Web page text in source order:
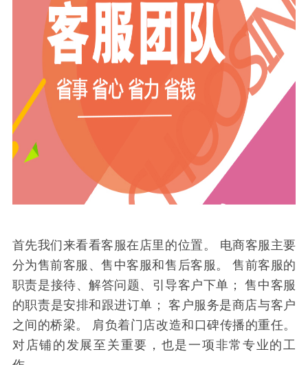
首先我们来看看客服在店里的位置。 电商客服主要
分为售前客服、售中客服和售后客服。 售前客服的
职责是接待、解答问题、引导客户下单； 售中客服
的职责是安排和跟进订单； 客户服务是商店与客户
之间的桥梁。 肩负着门店改造和口碑传播的重任。
对店铺的发展至关重要，也是一项非常专业的工